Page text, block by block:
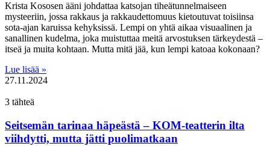
Krista Kososen ääni johdattaa katsojan tiheätunnelmaiseen
mysteeriin, jossa rakkaus ja rakkaudettomuus kietoutuvat toisiinsa
sota-ajan karuissa kehyksissä. Lempi on yhtä aikaa visuaalinen ja
sanallinen kudelma, joka muistuttaa meitä arvostuksen tärkeydestä –
itseä ja muita kohtaan. Mutta mitä jää, kun lempi katoaa kokonaan?
Lue lisää »
27.11.2024
3 tähteä
Seitsemän tarinaa häpeästä – KOM-teatterin ilta
viihdytti, mutta jätti puolimatkaan